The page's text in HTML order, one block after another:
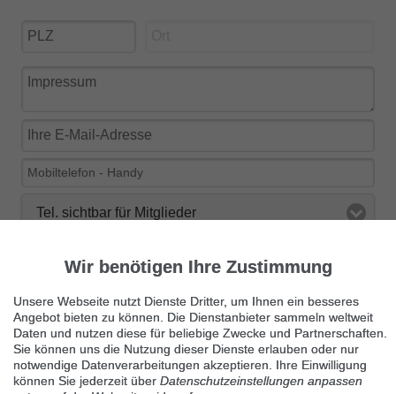
Tel. sichtbar für Mitglieder
informiert werden.
Kleinanzeige veröffentlichen
Wir benötigen Ihre Zustimmung
Unsere Webseite nutzt Dienste Dritter, um Ihnen ein besseres
Angebot bieten zu können. Die Dienstanbieter sammeln weltweit
Daten und nutzen diese für beliebige Zwecke und Partnerschaften.
Sie können uns die Nutzung dieser Dienste erlauben oder nur
notwendige Datenverarbeitungen akzeptieren. Ihre Einwilligung
können Sie jederzeit über Datenschutzeinstellungen anpassen